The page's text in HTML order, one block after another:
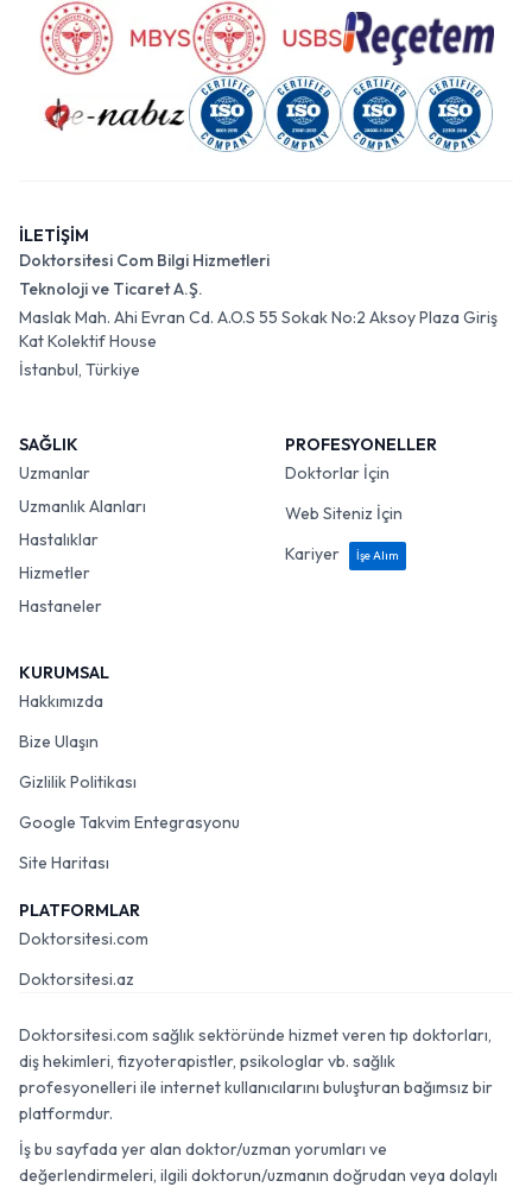
İLETİŞİM
Doktorsitesi Com Bilgi Hizmetleri
Teknoloji ve Ticaret A.Ş.
Maslak Mah. Ahi Evran Cd. A.O.S 55 Sokak No:2 Aksoy Plaza Giriş
Kat Kolektif House
İstanbul, Türkiye
SAĞLIK
Uzmanlar
Uzmanlık Alanları
Hastalıklar
Hizmetler
Hastaneler
PROFESYONELLER
Doktorlar İçin
Web Siteniz İçin
Kariyer
İşe Alım
KURUMSAL
Hakkımızda
Bize Ulaşın
Gizlilik Politikası
Google Takvim Entegrasyonu
Site Haritası
PLATFORMLAR
Doktorsitesi.com
Doktorsitesi.az
Doktorsitesi.com sağlık sektöründe hizmet veren tıp doktorları,
diş hekimleri, fizyoterapistler, psikologlar vb. sağlık
profesyonelleri ile internet kullanıcılarını buluşturan bağımsız bir
platformdur.
İş bu sayfada yer alan doktor/uzman yorumları ve
değerlendirmeleri, ilgili doktorun/uzmanın doğrudan veya dolaylı